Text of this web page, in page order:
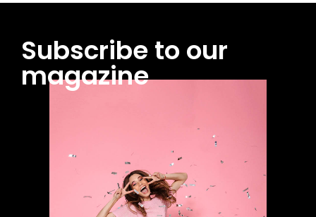
Subscribe to our
magazine